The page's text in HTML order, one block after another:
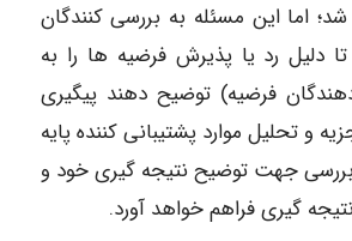
اما این مسئله به بررسی کنندگان
دلیل رد یا پذیرش فرضیه ها را به
دهندگان فرضیه) توضیح دهند پیگیری
و تحلیل موارد پشتیبانی کننده پایه
جهت توضیح نتیجه گیری خود و
گیری فراهم خواهد آورد.